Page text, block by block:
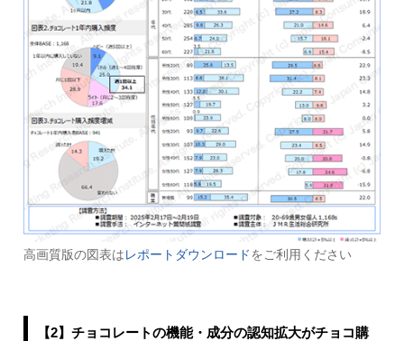
高画質版の図表は レポートダウンロード をご利用ください
【2】チョコレートの機能・成分の認知拡大がチョコ購